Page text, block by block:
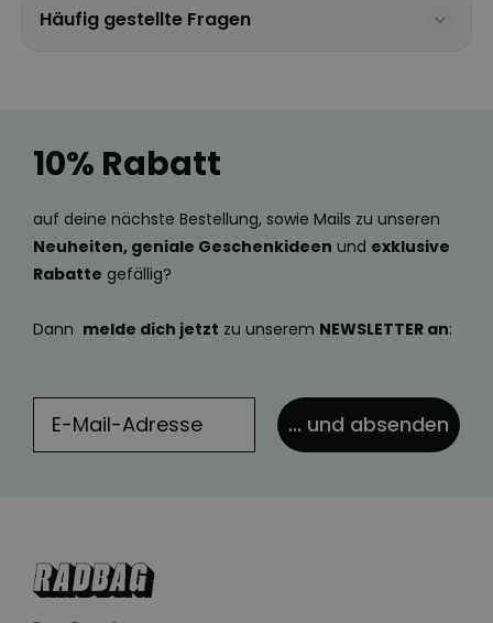
Häufig gestellte Fragen
10% Rabatt
auf deine nächste Bestellung, sowie Mails zu unseren
Neuheiten, geniale Geschenkideen und exklusive
Rabatte gefällig?
Dann melde dich jetzt zu unserem NEWSLETTER an:
... und absenden